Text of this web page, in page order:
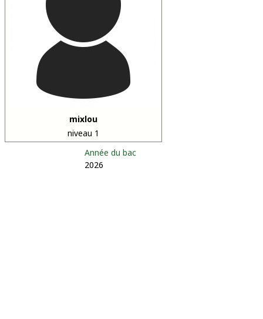
mixlou
niveau 1
Année du bac
2026